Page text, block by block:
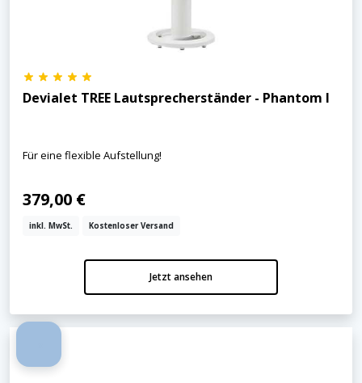
Devialet TREE Lautsprecherständer - Phantom I
Für eine flexible Aufstellung!
379,00 €
inkl. MwSt. Kostenloser Versand
Jetzt ansehen